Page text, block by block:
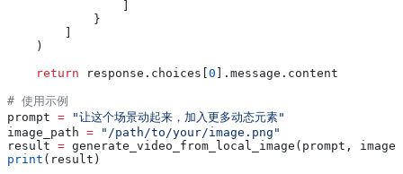
            }
    )
    return
response.choices[ 0 ].message.content
# 使用示例
prompt = "让这个场景动起来，加入更多动态元素"
image_path = "/path/to/your/image.png"
result = generate_video_from_local_image(prompt,
print (result)